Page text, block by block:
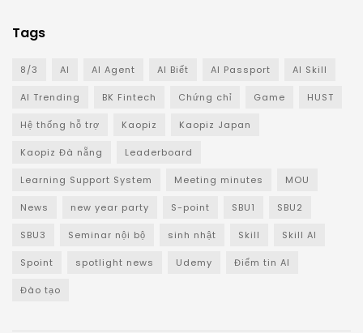
Tags
8/3 AI AI Agent AI Biết AI Passport AI Skill
AI Trending BK Fintech Chứng chỉ Game HUST
Hệ thống hỗ trợ Kaopiz Kaopiz Japan
Kaopiz Đà nẵng Leaderboard
Learning Support System Meeting minutes MOU
News new year party S-point SBU1 SBU2
SBU3 Seminar nội bộ sinh nhật Skill Skill AI
Spoint spotlight news Udemy Điểm tin AI
Đào tạo